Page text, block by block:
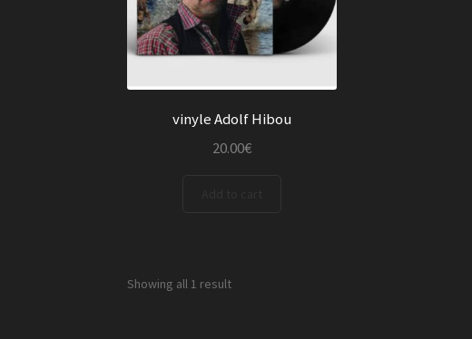
vinyle Adolf Hibou
20.00€
Showing all 1 result